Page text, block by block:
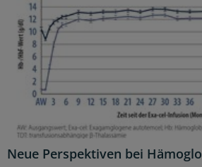
Neue Perspektiven bei